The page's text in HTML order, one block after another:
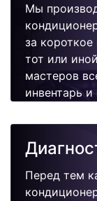
Мы
за
тот или
мастеров
инвентарь
быстро,
Перед тем